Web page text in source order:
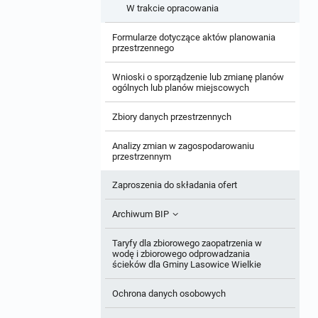
W trakcie opracowania
Formularze dotyczące aktów planowania
przestrzennego
Wnioski o sporządzenie lub zmianę planów
ogólnych lub planów miejscowych
Zbiory danych przestrzennych
Analizy zmian w zagospodarowaniu
przestrzennym
Zaproszenia do składania ofert
Archiwum BIP
OGŁOSZENIA
Taryfy dla zbiorowego zaopatrzenia w
wodę i zbiorowego odprowadzania
ścieków dla Gminy Lasowice Wielkie
Ochrona danych osobowych